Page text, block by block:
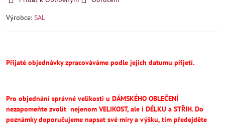
Výrobce: SAL
Přijaté objednávky zpracováváme podle jejich datumu přijetí.
Pro objednání správné velikosti u DÁMSKÉHO OBLEČENÍ
nezapomeňte zvolit nejenom VELIKOST, ale i DÉLKU a STŘIH.Do
poznámky doporučujeme napsat své míry a výšku, tím předejděte